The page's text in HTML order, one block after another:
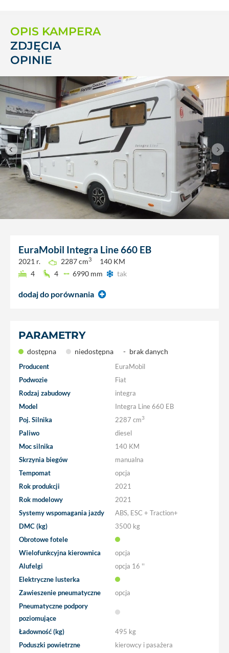
OPIS KAMPERA
ZDJĘCIA
OPINIE
EuraMobil Integra Line 660 EB
2021 r. 2287 cm3
140 KM
4
4 6990 mm tak
dodaj do porównania
PARAMETRY
dostępna niedostępna - brak danych
Producent
EuraMobil
Podwozie
Fiat
Rodzaj zabudowy
integra
Model
Integra Line 660 EB
Poj. Silnika
2287 cm3
Paliwo
diesel
Moc silnika
140 KM
Skrzynia biegów
manualna
Tempomat
opcja
Rok produkcji
2021
Rok modelowy
2021
Systemy wspomagania jazdy
ABS, ESC + Traction+
DMC (kg)
3500 kg
Obrotowe fotele
Wielofunkcyjna kierownica
opcja
Alufelgi
opcja 16 ''
Elektryczne lusterka
Zawieszenie pneumatyczne
opcja
Pneumatyczne podpory
poziomujące
Ładowność (kg)
495 kg
Poduszki powietrzne
kierowcy i pasażera